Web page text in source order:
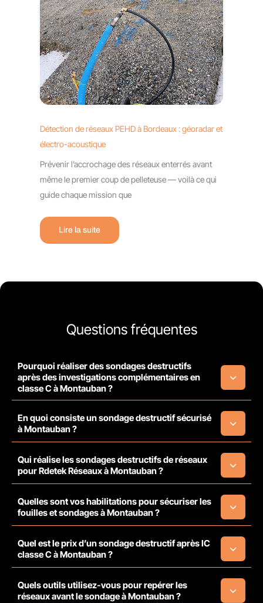
Détection de réseaux PEHD à Bordeaux : géoradar et
électro-acoustique
Prévenir l’accrochage des réseaux enterrés avant
même le premier coup de pelleteuse — voilà ce qui
guide chaque mission que
Lire la suite
Questions fréquentes
Pourquoi réaliser des sondages destructifs
après des investigations complémentaires en
classe C à Montauban ?
En quoi consiste un sondage destructif sécurisé
à Montauban ?
Qui réalise les sondages destructifs de réseaux
pour Rdetek Réseaux à Montauban ?
Quelles sont vos habilitations pour sécuriser les
fouilles et sondages à Montauban ?
Quel est le prix d’un sondage destructif après IC
classe C à Montauban ?
Quels outils utilisez-vous pour repérer les
réseaux avant le sondage à Montauban ?